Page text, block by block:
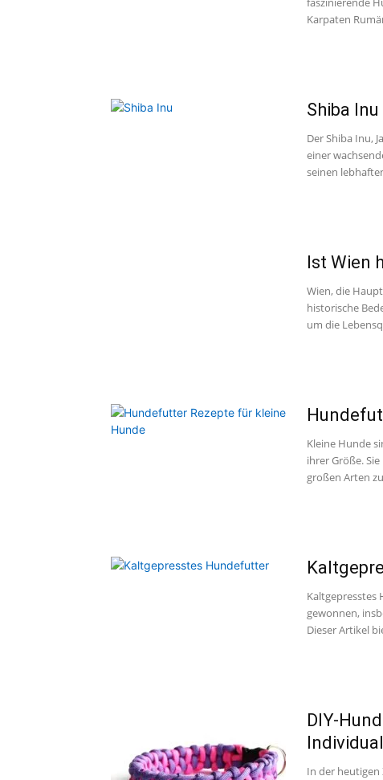
Karpaten
Shiba Inu
Der Shiba Inu,
einer
seinen
Ist Wien
Wien, die
historische
um die
Kleine Hunde
ihrer Größe.
großen Arten
Kaltgepresstes
gewonnen,
Dieser Artikel
DIY-
In der